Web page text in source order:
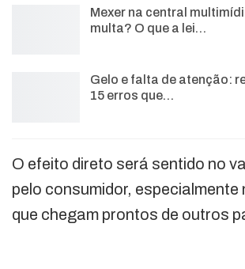
Mexer na central
multa? O que a lei…
Gelo e falta de atenção:
15 erros que…
O efeito direto será sentido no
pelo consumidor, especialmente
que chegam prontos de outros